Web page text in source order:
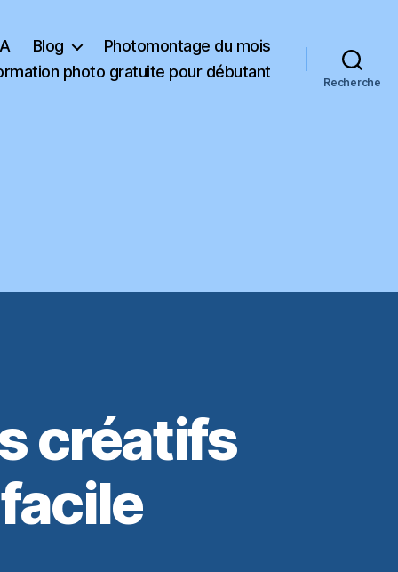
Blog
Photomontage du mois
photo gratuite pour débutant
Recherche
créatifs